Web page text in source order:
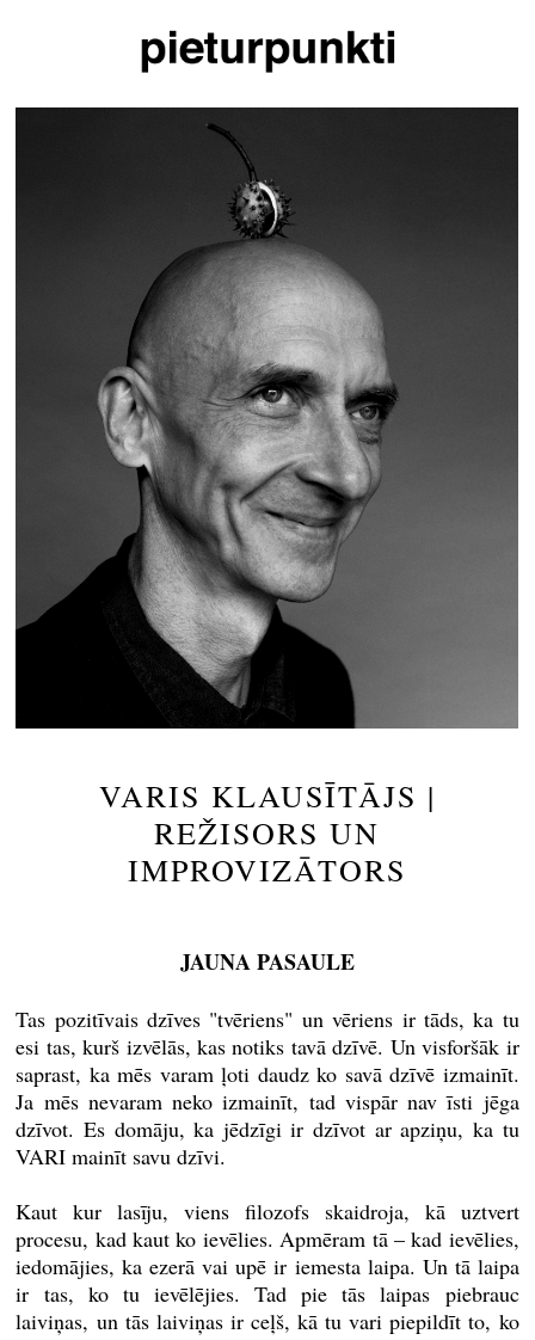
VARIS KLAUSĪTĀJS |
REŽISORS UN
IMPROVIZĀTORS
JAUNA PASAULE
Tas pozitīvais dzīves "tvēriens" un vēriens ir tāds, ka tu
esi tas, kurš izvēlās, kas notiks tavā dzīvē. Un visforšāk ir
saprast, ka mēs varam ļoti daudz ko savā dzīvē izmainīt.
Ja mēs nevaram neko izmainīt, tad vispār nav īsti jēga
dzīvot. Es domāju, ka jēdzīgi ir dzīvot ar apziņu, ka tu
VARI mainīt savu dzīvi.
Kaut kur lasīju, viens filozofs skaidroja, kā uztvert
procesu, kad kaut ko ievēlies. Apmēram tā – kad ievēlies,
iedomājies, ka ezerā vai upē ir iemesta laipa. Un tā laipa
ir tas, ko tu ievēlējies. Tad pie tās laipas piebrauc
laiviņas, un tās laiviņas ir ceļš, kā tu vari piepildīt to, ko